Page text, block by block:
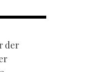
der